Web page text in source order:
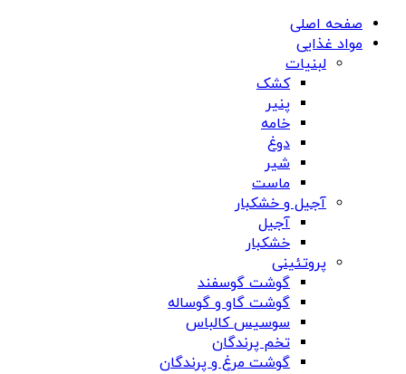
صفحه اصلی
مواد غذایی
لبنیات
کشک
پنیر
خامه
دوغ
شیر
ماست
آجیل و خشکبار
آجیل
خشکبار
پروتئینی
گوشت گوسفند
گوشت گاو و گوساله
سوسیس کالباس
تخم پرندگان
گوشت مرغ و پرندگان